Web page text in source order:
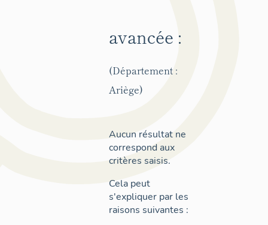
avancée :
(Département :
Ariège)
Aucun résultat ne
correspond aux
critères saisis.
Cela peut
s'expliquer par les
raisons suivantes :